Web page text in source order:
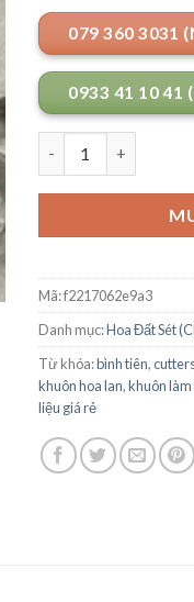
079 360 3031
0933 41 10 41
Mã:f2217062e9a3
Danh mục:Hoa Đất Sét
Từ khóa:bình tiên,
khuôn hoa lan,khuôn làm
liệu giá rẻ